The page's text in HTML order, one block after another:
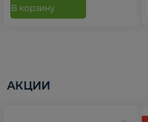
В корзину
АКЦИИ